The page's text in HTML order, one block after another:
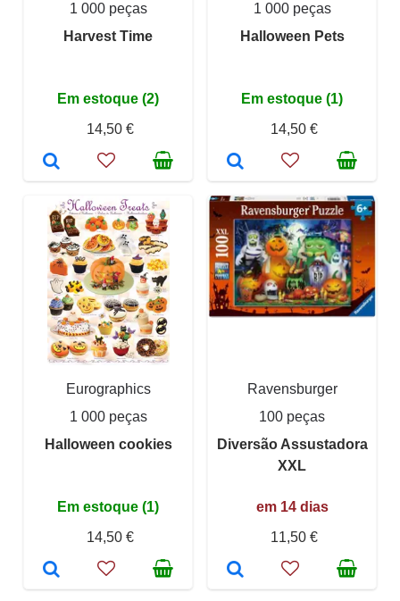
1 000 peças
Harvest Time
Em estoque (2)
14,50 €
1 000 peças
Halloween Pets
Em estoque (1)
14,50 €
Eurographics
1 000 peças
Halloween cookies
Em estoque (1)
14,50 €
Ravensburger
100 peças
Diversão Assustadora
XXL
em 14 dias
11,50 €